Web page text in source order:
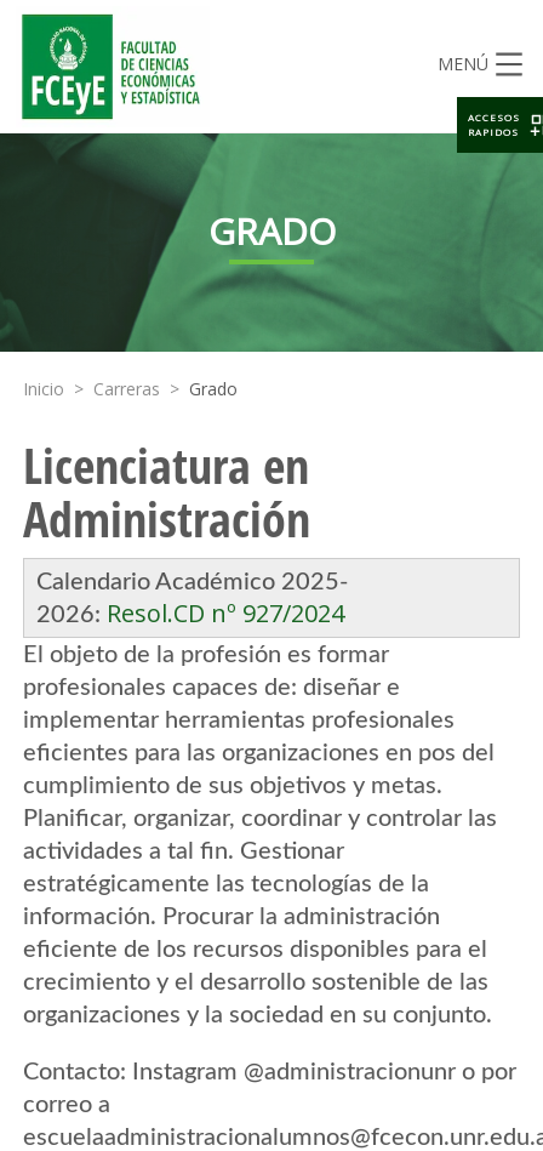
MENÚ
GRADO
Inicio > Carreras > Grado
Licenciatura en
Administración
Calendario Académico 2025-
2026: Resol.CD nº 927/2024
El objeto de la profesión es formar
profesionales capaces de: diseñar e
implementar herramientas profesionales
eficientes para las organizaciones en pos del
cumplimiento de sus objetivos y metas.
Planificar, organizar, coordinar y controlar las
actividades a tal fin. Gestionar
estratégicamente las tecnologías de la
información. Procurar la administración
eficiente de los recursos disponibles para el
crecimiento y el desarrollo sostenible de las
organizaciones y la sociedad en su conjunto.
Contacto: Instagram @administracionunr o por
correo a
ACCESOS
RAPIDOS